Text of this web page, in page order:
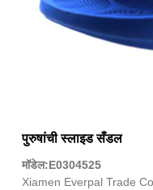
पुरुषांची स्लाइड सँडल
मॉडेल:E0304525
Xiamen Everpal Trade